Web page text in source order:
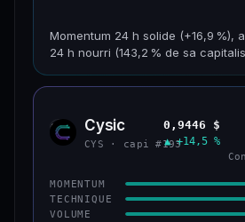
Momentum 24 h solide (+16,9 %),
24 h nourri (143,2 % de sa
CAP. MARCHÉ
VAR. 7 J VAR.
VS ATH
−42,1 %
CYS Cysic
CYS · capi #193
0,9446 $
▲ +14,5 %
MOMENTUM
TECHNIQUE
VOLUME